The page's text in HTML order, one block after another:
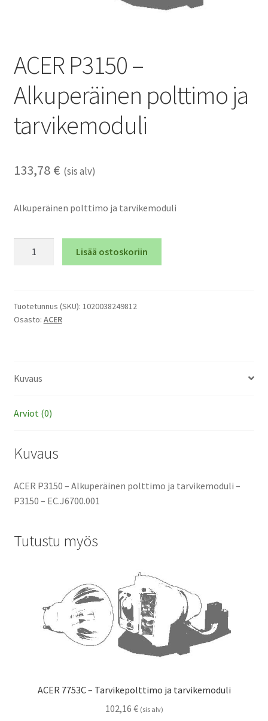
ACER P3150 –
Alkuperäinen polttimo ja
tarvikemoduli
133,78 € (sis alv)
Alkuperäinen polttimo ja tarvikemoduli
polttimo
ja
Lisää ostoskoriin
Tuotetunnus (SKU): 1020038249812
Osasto: ACER
Kuvaus
Arviot (0)
Kuvaus
ACER P3150 – Alkuperäinen polttimo ja tarvikemoduli –
P3150 – EC.J6700.001
Tutustu myös
ACER 7753C – Tarvikepolttimo ja tarvikemoduli
102,16 € (sis alv)